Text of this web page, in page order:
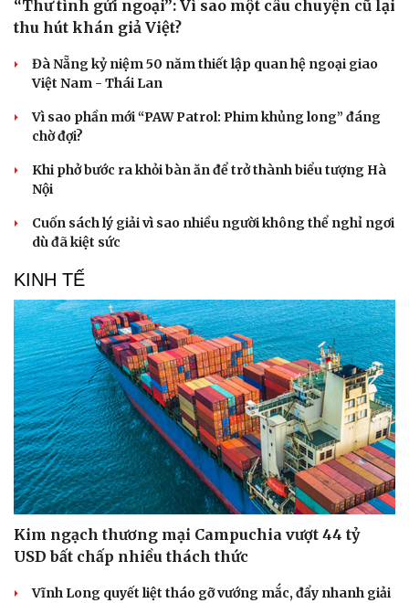
Doanh nghiệp
Thông tin doanh nghiệp
Doanh nghiệp 24h
Vì cộng đồng
Sành điệu
Chuyển đổi số
“Thư tình gửi ngoại”: Vì sao một câu chuyện cũ lại
thu hút khán giả Việt?
Đà Nẵng kỷ niệm 50 năm thiết lập quan hệ ngoại giao
Việt Nam - Thái Lan
Vì sao phần mới “PAW Patrol: Phim khủng long” đáng
chờ đợi?
Khi phở bước ra khỏi bàn ăn để trở thành biểu tượng Hà
Nội
Cuốn sách lý giải vì sao nhiều người không thể nghỉ ngơi
dù đã kiệt sức
KINH TẾ
Kim ngạch thương mại Campuchia vượt 44 tỷ
USD bất chấp nhiều thách thức
Vĩnh Long quyết liệt tháo gỡ vướng mắc, đẩy nhanh giải